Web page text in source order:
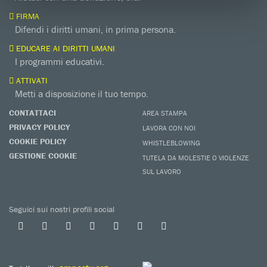
FIRMA
Difendi i diritti umani, in prima persona.
EDUCARE AI DIRITTI UMANI
I programmi educativi.
ATTIVATI
Metti a disposizione il tuo tempo.
CONTATTACI
PRIVACY POLICY
COOKIE POLICY
GESTIONE COOKIE
AREA STAMPA
LAVORA CON NOI
WHISTLEBLOWING
TUTELA DA MOLESTIE O VIOLENZE
SUL LAVORO
Seguici sui nostri profili social